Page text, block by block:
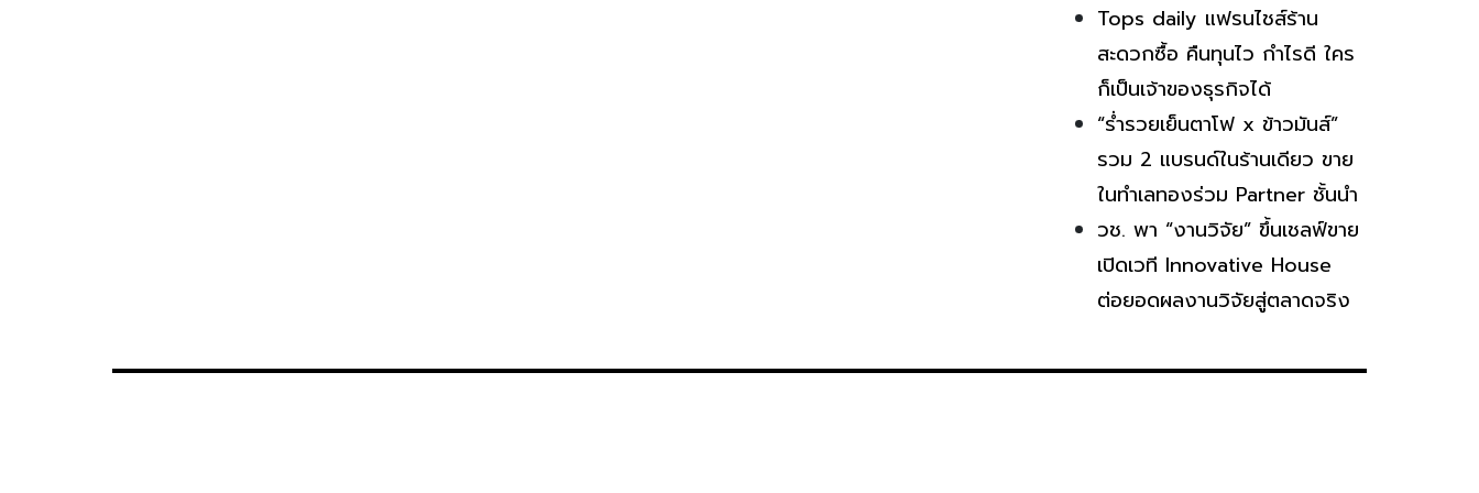
Tops daily แฟรนไชส์ร้าน
สะดวกซื้อ คืนทุนไว กำไรดี ใคร
ก็เป็นเจ้าของธุรกิจได้
“ร่ำรวยเย็นตาโฟ x ข้าวมันส์”
รวม 2 แบรนด์ในร้านเดียว ขาย
ในทำเลทองร่วม Partner ชั้นนำ
วช. พา “งานวิจัย” ขึ้นเชลฟ์ขาย
เปิดเวที Innovative House
ต่อยอดผลงานวิจัยสู่ตลาดจริง